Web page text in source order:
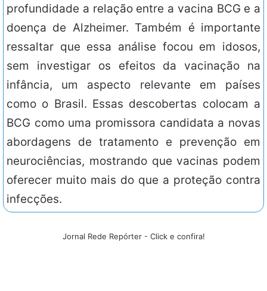
profundidade a relação entre a vacina BCG e a
doença de Alzheimer. Também é importante
ressaltar que essa análise focou em idosos,
sem investigar os efeitos da vacinação na
infância, um aspecto relevante em países
como o Brasil. Essas descobertas colocam a
BCG como uma promissora candidata a novas
abordagens de tratamento e prevenção em
neurociências, mostrando que vacinas podem
oferecer muito mais do que a proteção contra
infecções.
Jornal Rede Repórter - Click e confira!